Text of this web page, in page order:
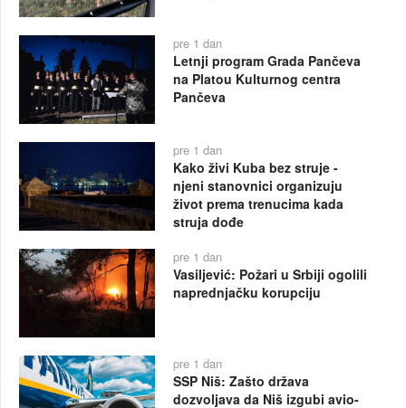
pre 1 dan
Letnji program Grada Pančeva
na Platou Kulturnog centra
Pančeva
pre 1 dan
Kako živi Kuba bez struje -
njeni stanovnici organizuju
život prema trenucima kada
struja dođe
pre 1 dan
Vasiljević: Požari u Srbiji ogolili
naprednjačku korupciju
pre 1 dan
SSP Niš: Zašto država
dozvoljava da Niš izgubi avio-